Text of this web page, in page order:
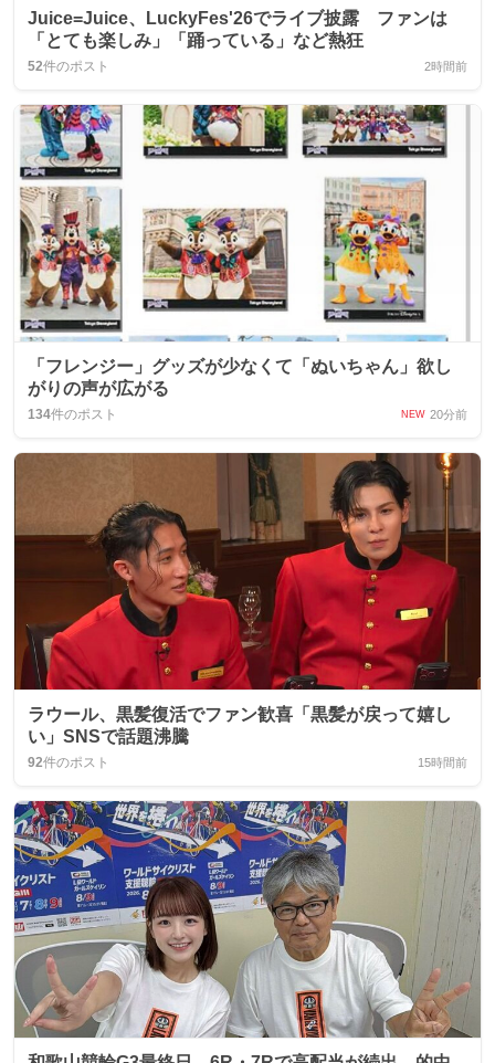
Juice=Juice、LuckyFes'26でライブ披露 ファンは
「とても楽しみ」「踊っている」など熱狂
52件のポスト 2時間前
「フレンジー」グッズが少なくて「ぬいちゃん」欲し
がりの声が広がる
134件のポスト NEW 20分前
ラウール、黒髪復活でファン歓喜「黒髪が戻って嬉し
い」SNSで話題沸騰
92件のポスト 15時間前